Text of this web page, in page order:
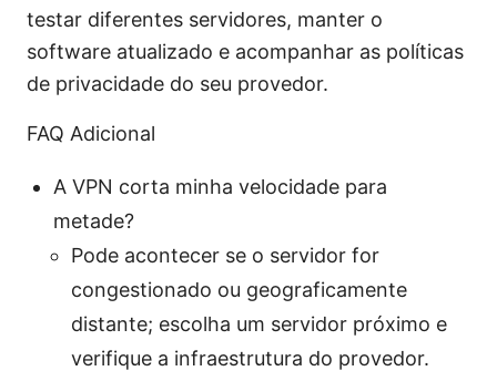
testar diferentes servidores, manter o
software atualizado e acompanhar as políticas
de privacidade do seu provedor.
FAQ Adicional
A VPN corta minha velocidade para
metade?
Pode acontecer se o servidor for
congestionado ou geograficamente
distante; escolha um servidor próximo e
verifique a infraestrutura do provedor.